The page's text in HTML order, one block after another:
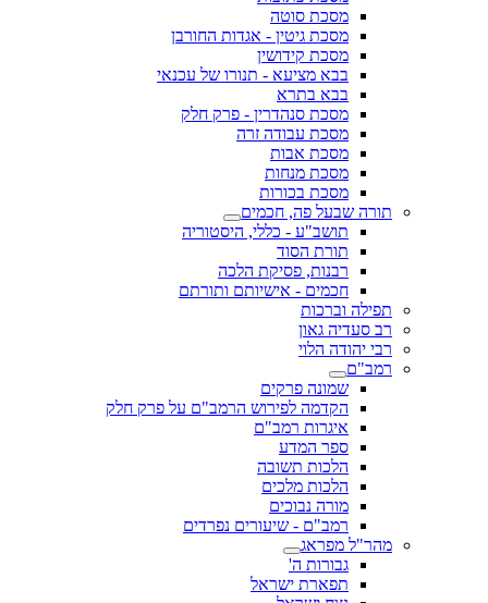
מסכת סוטה
מסכת גיטין - אגדות החורבן
מסכת קידושין
בבא מציעא - תנורו של עכנאי
בבא בתרא
מסכת סנהדרין - פרק חלק
מסכת עבודה זרה
מסכת אבות
מסכת מנחות
מסכת בכורות
תורה שבעל פה, חכמים
תושב"ע - כללי, היסטוריה
תורת הסוד
רבנות, פסיקת הלכה
חכמים - אישיותם ותורתם
תפילה וברכות
רב סעדיה גאון
רבי יהודה הלוי
רמב"ם
שמונה פרקים
הקדמה לפירוש הרמב"ם על פרק חלק
איגרות רמב"ם
ספר המדע
הלכות תשובה
הלכות מלכים
מורה נבוכים
רמב"ם - שיעורים נפרדים
מהר"ל מפראג
גבורות ה'
תפארת ישראל